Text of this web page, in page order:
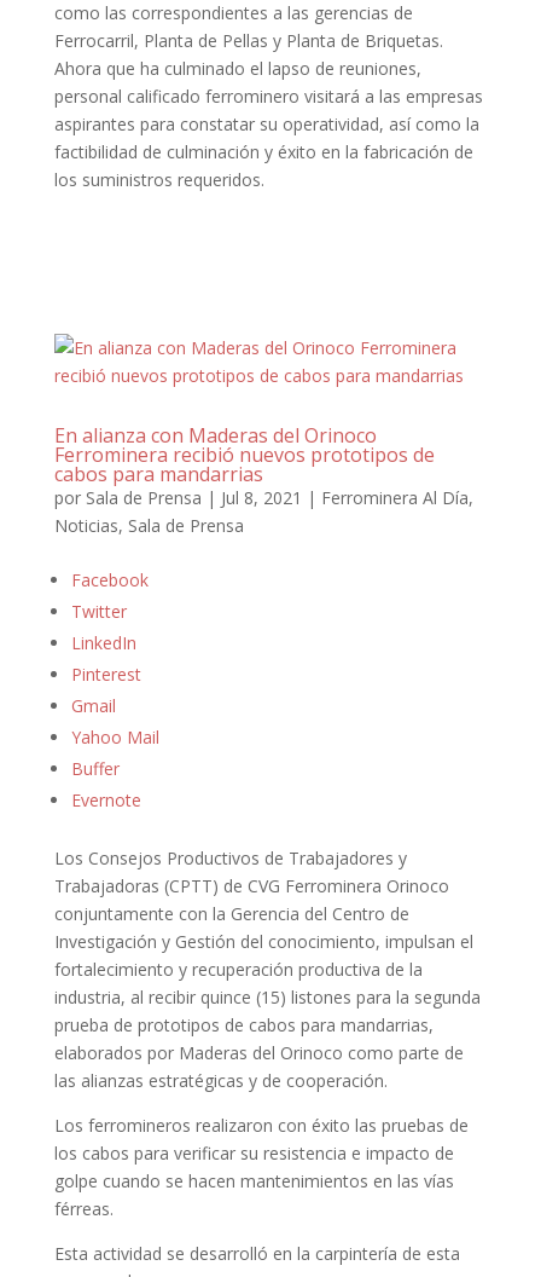
como las correspondientes a las gerencias de
Ferrocarril, Planta de Pellas y Planta de Briquetas.
Ahora que ha culminado el lapso de reuniones,
personal calificado ferrominero visitará a las empresas
aspirantes para constatar su operatividad, así como la
factibilidad de culminación y éxito en la fabricación de
los suministros requeridos.
En alianza con Maderas del Orinoco
Ferrominera recibió nuevos prototipos de
cabos para mandarrias
por Sala de Prensa | Jul 8, 2021 | Ferrominera Al Día,
Noticias, Sala de Prensa
Facebook
Twitter
LinkedIn
Pinterest
Gmail
Yahoo Mail
Buffer
Evernote
Los Consejos Productivos de Trabajadores y
Trabajadoras (CPTT) de CVG Ferrominera Orinoco
conjuntamente con la Gerencia del Centro de
Investigación y Gestión del conocimiento, impulsan el
fortalecimiento y recuperación productiva de la
industria, al recibir quince (15) listones para la segunda
prueba de prototipos de cabos para mandarrias,
elaborados por Maderas del Orinoco como parte de
las alianzas estratégicas y de cooperación.
Los ferromineros realizaron con éxito las pruebas de
los cabos para verificar su resistencia e impacto de
golpe cuando se hacen mantenimientos en las vías
férreas.
Esta actividad se desarrolló en la carpintería de esta